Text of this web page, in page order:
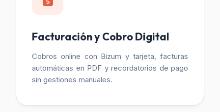
Facturación y Cobro Digital
Cobros online con Bizum y tarjeta, facturas
automáticas en PDF y recordatorios de pago
sin gestiones manuales.